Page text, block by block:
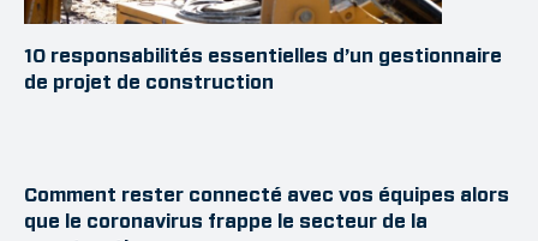
10 responsabilités essentielles d’un gestionnaire
de projet de construction
Comment rester connecté avec vos équipes alors
que le coronavirus frappe le secteur de la